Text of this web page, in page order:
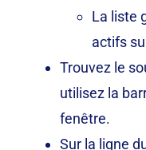
La liste
actifs
Trouvez le
utilisez la
fenêtre.
Sur la ligne